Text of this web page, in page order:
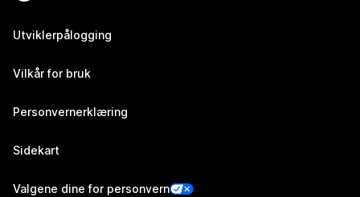
Utviklerpålogging
Vilkår for bruk
Personvernerklæring
Sidekart
Valgene dine for personvern